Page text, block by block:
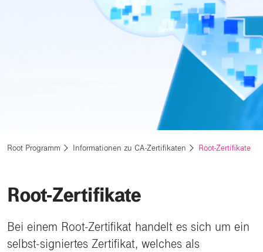
Root Programm Informationen zu CA-Zertifikaten Root-Zertifikate
Root-Zertifikate
Bei einem Root-Zertifikat handelt es sich um ein
selbst-signiertes Zertifikat, welches als